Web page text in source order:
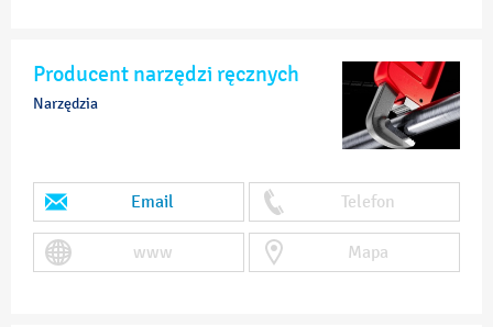
Producent narzędzi ręcznych
Narzędzia
Email Telefon
www Mapa